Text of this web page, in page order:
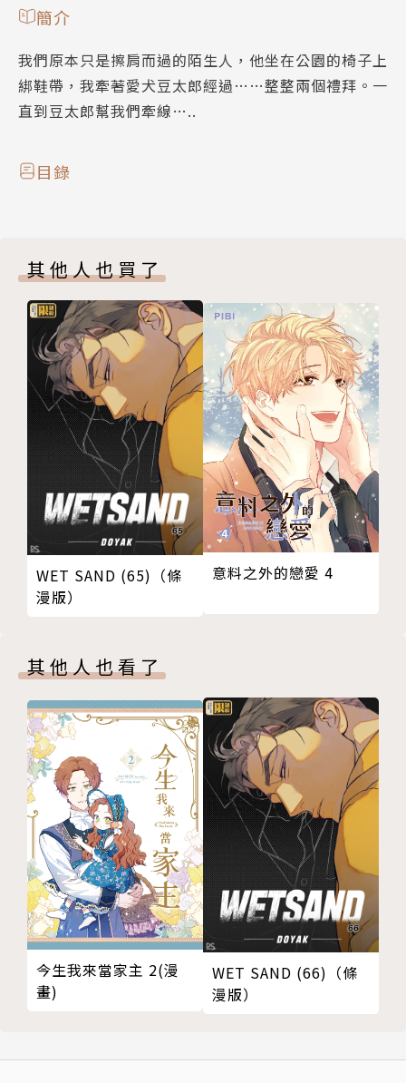
簡介
我們原本只是擦肩而過的陌生人，他坐在公園的椅子上
綁鞋帶，我牽著愛犬豆太郎經過……整整兩個禮拜。一
直到豆太郎幫我們牽線…..
目錄
其他人也買了
WET SAND (65)（條
漫版）
意料之外的戀愛 4
其他人也看了
今生我來當家主 2(漫
畫)
WET SAND (66)（條
漫版）